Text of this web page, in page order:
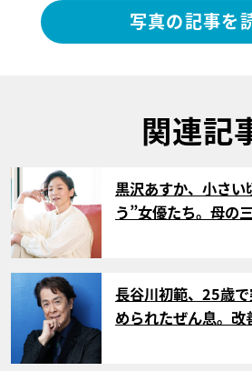
写真の記事を
関連記
黒沢あすか、小さ
う”女優たち。母の
サムネイル
長谷川初範、25歳
められたぜん息。